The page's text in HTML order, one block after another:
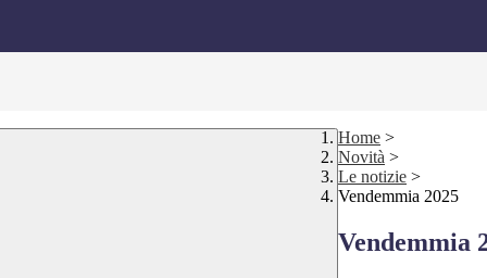
Home >
Novità >
Le notizie >
Vendemmia 2025
Vendemmia